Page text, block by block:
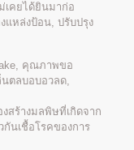
เคยได้ยินมาก่อ
แหล่งป้อน, ปรับปรุง
คุณภาพขอ
ตลบอบอวลด,
สร้างมลพิษที่เกิดจาก
กันเชื้อโรคของการ